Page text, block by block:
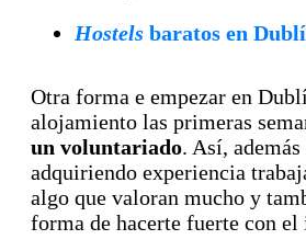
Hostels baratos en
Otra forma e empezar en
alojamiento las primeras
un voluntariado. Así, además
adquiriendo experiencia
algo que valoran mucho y
forma de hacerte fuerte con el